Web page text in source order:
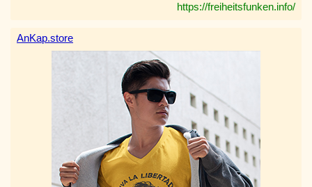
https://freiheitsfunken.info/
AnKap.store